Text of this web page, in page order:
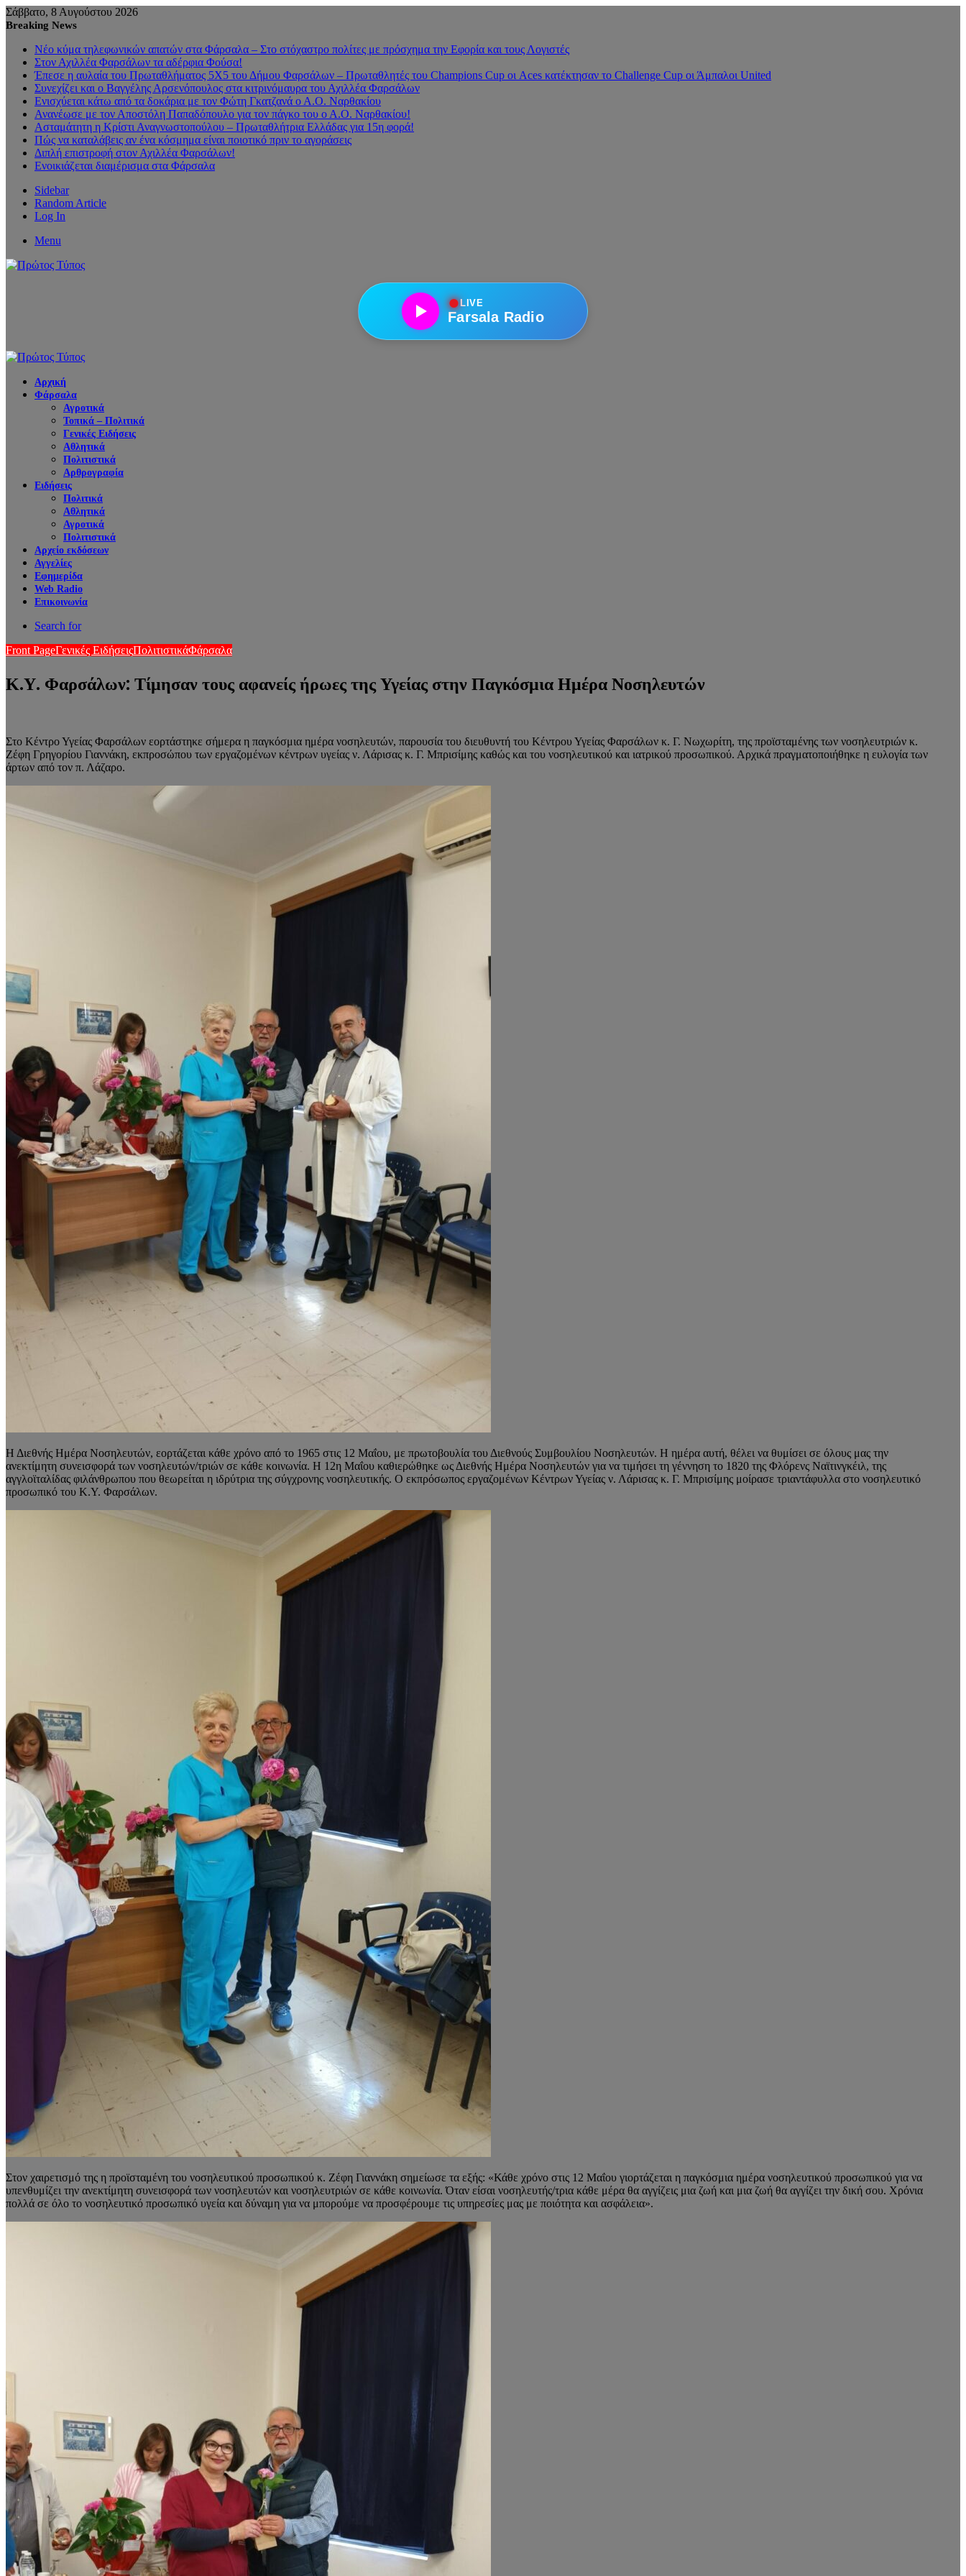
Σάββατο, 8 Αυγούστου 2026
Breaking News
Νέο κύμα τηλεφωνικών απατών στα Φάρσαλα – Στο στόχαστρο πολίτες με πρόσχημα την Εφορία και τους Λογιστές
Στον Αχιλλέα Φαρσάλων τα αδέρφια Φούσα!
Έπεσε η αυλαία του Πρωταθλήματος 5Χ5 του Δήμου Φαρσάλων – Πρωταθλητές του Champions Cup οι Aces κατέκτησαν το Challenge Cup οι Άμπαλοι United
Συνεχίζει και ο Βαγγέλης Αρσενόπουλος στα κιτρινόμαυρα του Αχιλλέα Φαρσάλων
Ενισχύεται κάτω από τα δοκάρια με τον Φώτη Γκατζανά ο Α.Ο. Ναρθακίου
Ανανέωσε με τον Αποστόλη Παπαδόπουλο για τον πάγκο του ο Α.Ο. Ναρθακίου!
Ασταμάτητη η Κρίστι Αναγνωστοπούλου – Πρωταθλήτρια Ελλάδας για 15η φορά!
Πώς να καταλάβεις αν ένα κόσμημα είναι ποιοτικό πριν το αγοράσεις
Διπλή επιστροφή στον Αχιλλέα Φαρσάλων!
Ενοικιάζεται διαμέρισμα στα Φάρσαλα
Sidebar
Random Article
Log In
Menu
●LIVE
Farsala Radio
Αρχική
Φάρσαλα
Αγροτικά
Τοπικά – Πολιτικά
Γενικές Ειδήσεις
Αθλητικά
Πολιτιστικά
Αρθρογραφία
Ειδήσεις
Πολιτικά
Αθλητικά
Αγροτικά
Πολιτιστικά
Αρχείο εκδόσεων
Αγγελίες
Εφημερίδα
Web Radio
Επικοινωνία
Search for
Front PageΓενικές ΕιδήσειςΠολιτιστικάΦάρσαλα
Κ.Υ. Φαρσάλων: Τίμησαν τους αφανείς ήρωες της Υγείας στην Παγκόσμια Ημέρα Νοσηλευτών
Στο Κέντρο Υγείας Φαρσάλων εορτάστηκε σήμερα η παγκόσμια ημέρα νοσηλευτών, παρουσία του διευθυντή του Κέντρου Υγείας Φαρσάλων κ. Γ. Νωχωρίτη, της προϊσταμένης των νοσηλευτριών κ.
Ζέφη Γρηγορίου Γιαννάκη, εκπροσώπου των εργαζομένων κέντρων υγείας ν. Λάρισας κ. Γ. Μπρισίμης καθώς και του νοσηλευτικού και ιατρικού προσωπικού. Αρχικά πραγματοποιήθηκε η ευλογία των
άρτων από τον π. Λάζαρο.
Η Διεθνής Ημέρα Νοσηλευτών, εορτάζεται κάθε χρόνο από το 1965 στις 12 Μαΐου, με πρωτοβουλία του Διεθνούς Συμβουλίου Νοσηλευτών. Η ημέρα αυτή, θέλει να θυμίσει σε όλους μας την
ανεκτίμητη συνεισφορά των νοσηλευτών/τριών σε κάθε κοινωνία. Η 12η Μαΐου καθιερώθηκε ως Διεθνής Ημέρα Νοσηλευτών για να τιμήσει τη γέννηση το 1820 της Φλόρενς Ναϊτινγκέιλ, της
αγγλοϊταλίδας φιλάνθρωπου που θεωρείται η ιδρύτρια της σύγχρονης νοσηλευτικής. Ο εκπρόσωπος εργαζομένων Κέντρων Υγείας ν. Λάρισας κ. Γ. Μπρισίμης μοίρασε τριαντάφυλλα στο νοσηλευτικό
προσωπικό του Κ.Υ. Φαρσάλων.
Στον χαιρετισμό της η προϊσταμένη του νοσηλευτικού προσωπικού κ. Ζέφη Γιαννάκη σημείωσε τα εξής: «Κάθε χρόνο στις 12 Μαΐου γιορτάζεται η παγκόσμια ημέρα νοσηλευτικού προσωπικού για να
υπενθυμίζει την ανεκτίμητη συνεισφορά των νοσηλευτών και νοσηλευτριών σε κάθε κοινωνία. Όταν είσαι νοσηλευτής/τρια κάθε μέρα θα αγγίζεις μια ζωή και μια ζωή θα αγγίζει την δική σου. Χρόνια
πολλά σε όλο το νοσηλευτικό προσωπικό υγεία και δύναμη για να μπορούμε να προσφέρουμε τις υπηρεσίες μας με ποιότητα και ασφάλεια».